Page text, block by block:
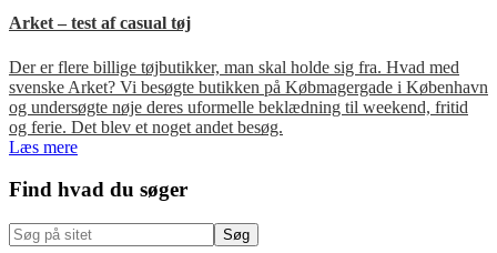
Arket – test af casual tøj
Der er flere billige tøjbutikker, man skal holde sig fra. Hvad med
svenske Arket? Vi besøgte butikken på Købmagergade i København
og undersøgte nøje deres uformelle beklædning til weekend, fritid
og ferie. Det blev et noget andet besøg.
Læs mere
Primær
Sidebar
Find hvad du søger
Søg